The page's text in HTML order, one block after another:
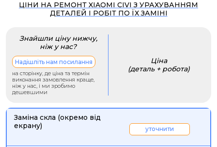
ЦІНИ НА РЕМОНТ XIAOMI CIVI З УРАХУВАННЯМ
ДЕТАЛЕЙ І РОБІТ ПО ЇХ ЗАМІНІ
Знайшли ціну нижчу,
ніж у нас?
Надішліть нам посилання
на сторінку, де ціна та термін
виконання замовлення краще,
ніж у нас, і ми зробимо
дешевшими
Ціна
(деталь + робота)
Заміна скла (окремо від
екрану)
уточнити